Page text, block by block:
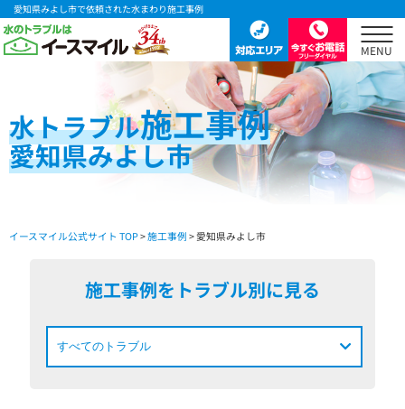
愛知県みよし市で依頼された水まわり施工事例
水トラブル施工事例
愛知県みよし市
イースマイル公式サイト TOP>施工事例 > 愛知県みよし市
施工事例をトラブル別に見る